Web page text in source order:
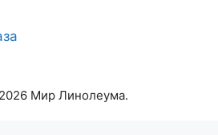
Мир Линолеума.